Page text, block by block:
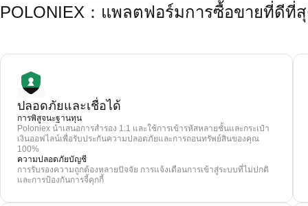
POLONIEX：แพลตฟอร์มการซื้อขายที่ดีที่สุ
ปลอดภัยและเชื่อได้
การพิสูจนะฐานทุน
Poloniex นำเสนอการสำรอง 1:1 และใช้การเข้ารหัสหลายชั้นและกระเป๋า
เงินออฟไลน์เพื่อรับประกันความปลอดภัยและการถอนทรัพย์สินของคุณ
100%
ความปลอดภัยบัญชี
การรับรองความถูกต้องหลายปัจจัย การแจ้งเตือนการเข้าสู่ระบบที่ไม่ปกติ
และการป้องกันการจี้คุกกี้